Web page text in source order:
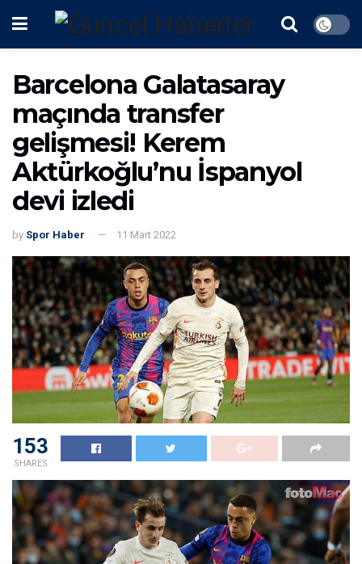
Barcelona Galatasaray
maçında transfer
gelişmesi! Kerem
Aktürkoğlu’nu İspanyol
devi izledi
by Spor Haber 11 Mart 2022
153
SHARES